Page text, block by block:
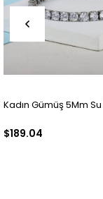
5Mm Su Yolu Bileklik